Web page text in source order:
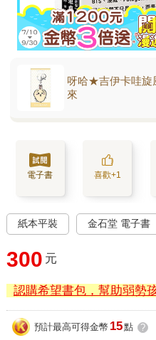
呀哈★吉伊卡哇旋
來
電子書 喜歡+1
紙本平裝 金石堂 電子書
300 元
認購希望書包，幫助弱勢
預計最高可得金幣 15點 ?